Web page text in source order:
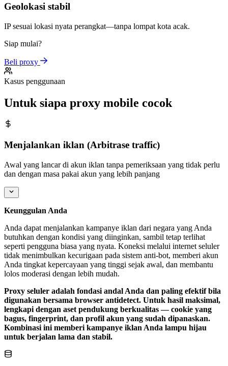
Geolokasi stabil
IP sesuai lokasi nyata perangkat—tanpa lompat kota acak.
Siap mulai?
Beli proxy
Kasus penggunaan
Untuk siapa proxy mobile cocok
Menjalankan iklan (Arbitrase traffic)
Awal yang lancar di akun iklan tanpa pemeriksaan yang tidak perlu
dan dengan masa pakai akun yang lebih panjang
Keunggulan Anda
Anda dapat menjalankan kampanye iklan dari negara yang Anda
butuhkan dengan kondisi yang diinginkan, sambil tetap terlihat
seperti pengguna biasa yang nyata. Koneksi melalui internet seluler
tidak menimbulkan kecurigaan pada sistem anti-bot, memberi akun
Anda tingkat kepercayaan yang tinggi sejak awal, dan membantu
lolos moderasi dengan lebih mudah.
Proxy seluler adalah fondasi andal Anda dan paling efektif bila
digunakan bersama browser antidetect. Untuk hasil maksimal,
lengkapi dengan aset pendukung berkualitas — cookie yang
bagus, fingerprint, dan profil akun yang sudah dipanaskan.
Kombinasi ini memberi kampanye iklan Anda lampu hijau
untuk berjalan lama dan stabil.